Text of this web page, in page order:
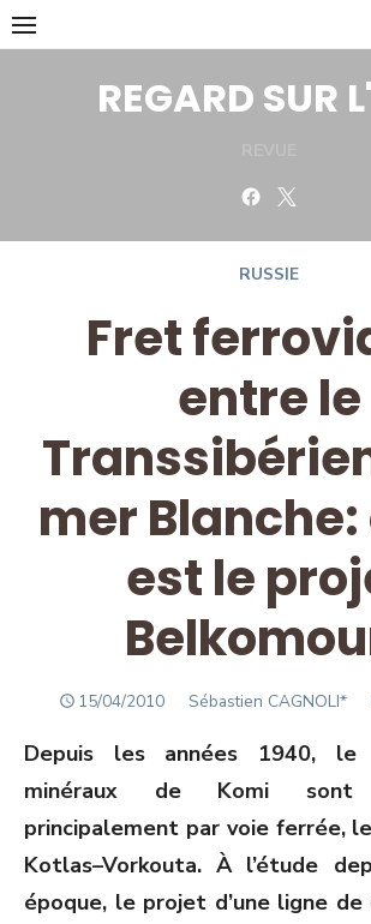
Skip
to
REGARD SUR
Facebook
RUSSIE
Fret
entre le
mer Blanche:
est le
POSTED
15/04/2010 Author
Sébastien CAGNOLI*
Depuis les années 1940,
minéraux de Komi sont
principalement par voie ferrée,
Kotlas–Vorkouta. À l’étude
époque, le projet d’une ligne